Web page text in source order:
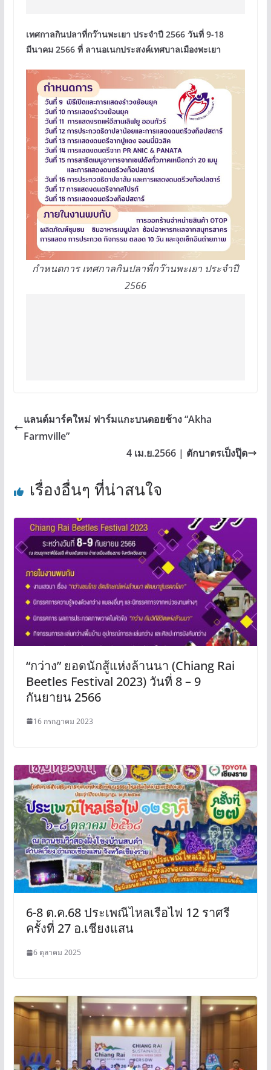
เทศกาลกินปลาที่กว๊านพะเยา ประจำปี 2566 วันที่ 9-18
มีนาคม 2566 ที่ ลานอเนกประสงค์เทศบาลเมืองพะเยา
กำหนดการ เทศกาลกินปลาที่กว๊านพะเยา ประจำปี
2566
แลนด์มาร์คใหม่ ฟาร์มแกะบนดอยช้าง “Akha
Farmville”
4 เม.ย.2566 | ตักบาตรเป็งปุ๊ด
เรื่องอื่นๆ ที่น่าสนใจ
“กว่าง” ยอดนักสู้แห่งล้านนา (Chiang Rai
Beetles Festival 2023) วันที่ 8 – 9
กันยายน 2566
16 กรกฎาคม 2023
6-8 ต.ค.68 ประเพณีไหลเรือไฟ 12 ราศรี
ครั้งที่ 27 อ.เชียงแสน
6 ตุลาคม 2025